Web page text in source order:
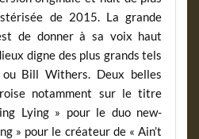
de 2015. La grande
de donner à sa voix haut
digne des plus grands tels
Bill Withers. Deux belles
notamment sur le titre
Lying » pour le duo new-
» pour le créateur de « Ain’t